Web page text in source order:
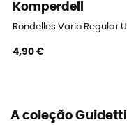
Komperdell
Rondelles Vario Regular
4,90 €
A coleção Guidetti